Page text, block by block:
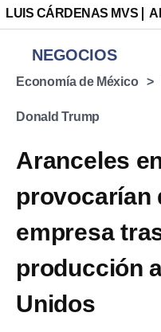
LUIS CÁRDENAS MVS
NEGOCIOS
Economía de México
Donald Trump
Aranceles
provocarían
empresa
producción
Unidos